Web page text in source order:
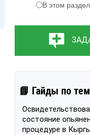
В этом
📘 Гайды по
состояние
процедуре в